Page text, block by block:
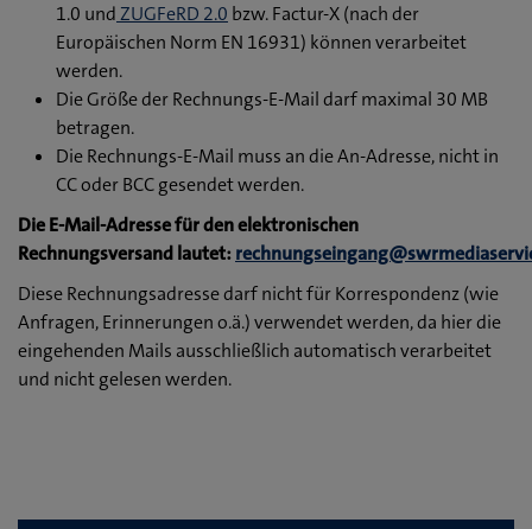
1.0 undZUGFeRD 2.0 bzw. Factur-X (nach der
Europäischen Norm EN 16931) können verarbeitet
werden.
Die Größe der Rechnungs-E-Mail darf maximal 30 MB
betragen.
Die Rechnungs-E-Mail muss an die An-Adresse, nicht in
CC oder BCC gesendet werden.
Die E-Mail-Adresse für den elektronischen
Rechnungsversand lautet:
Diese Rechnungsadresse darf nicht für Korrespondenz (wie
Anfragen, Erinnerungen o.ä.) verwendet werden, da hier die
eingehenden Mails ausschließlich automatisch verarbeitet
und nicht gelesen werden.